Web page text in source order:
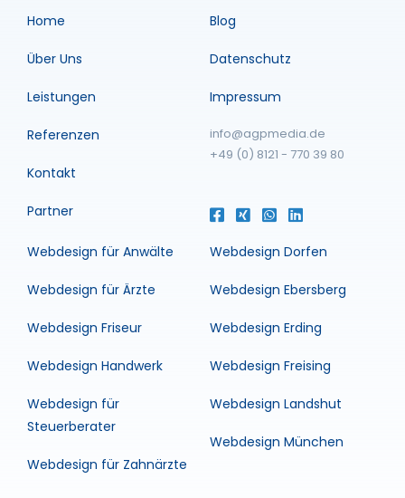
Home
Über Uns
Leistungen
Referenzen
Kontakt
Partner
Blog
Datenschutz
Impressum
info@agpmedia.de
+49 (0) 8121 - 770 39 80
Webdesign für Anwälte
Webdesign für Ärzte
Webdesign Friseur
Webdesign Handwerk
Webdesign für
Steuerberater
Webdesign für Zahnärzte
Webdesign Dorfen
Webdesign Ebersberg
Webdesign Erding
Webdesign Freising
Webdesign Landshut
Webdesign München